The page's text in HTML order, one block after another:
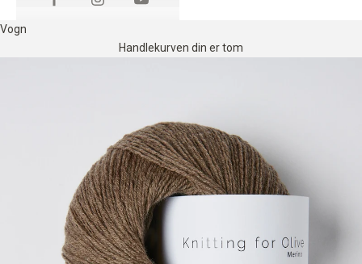
Vogn
Handlekurven din er tom